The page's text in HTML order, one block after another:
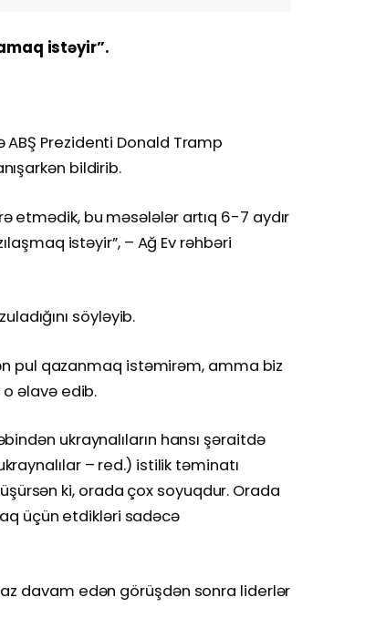
istəyir”.
Prezidenti Donald Tramp
bildirib.
etmədik, bu məsələlər artıq 6-7 aydır
istəyir”, – Ağ Ev rəhbəri
söyləyib.
pul qazanmaq istəmirəm, amma biz
əlavə edib.
ukraynalıların hansı şəraitdə
– red.) istilik təminatı
ki, orada çox soyuqdur. Orada
üçün etdikləri sadəcə
davam edən görüşdən sonra liderlər